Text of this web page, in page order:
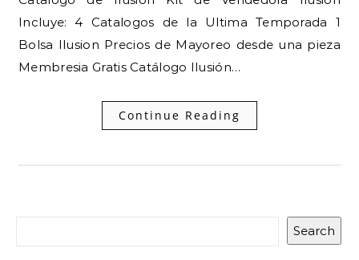
Incluye: 4 Catalogos de la Ultima Temporada 1
Bolsa Ilusion Precios de Mayoreo desde una pieza
Membresia Gratis Catálogo Ilusión…
Continue Reading
Search